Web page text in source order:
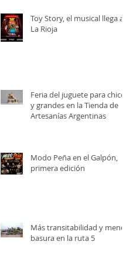
Toy Story, el musical llega a
La Rioja
Feria del juguete para chicos
y grandes en la Tienda de
Artesanías Argentinas
Modo Peña en el Galpón,
primera edición
Más transitabilidad y menos
basura en la ruta 5